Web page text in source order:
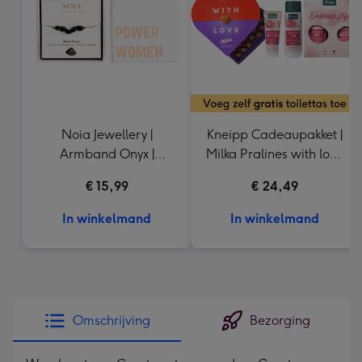
mm
Noia Jewellery |
Armband Onyx |
€ 15,99
In winkelmand
Kneipp Cadeaupakket |
Milka Pralines with love
€ 24,49
In winkelmand
Omschrijving Bezorging